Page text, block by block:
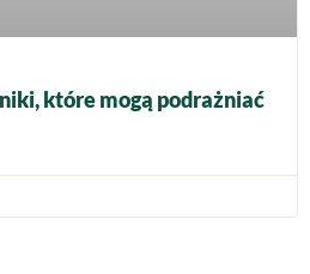
które mogą podrażniać